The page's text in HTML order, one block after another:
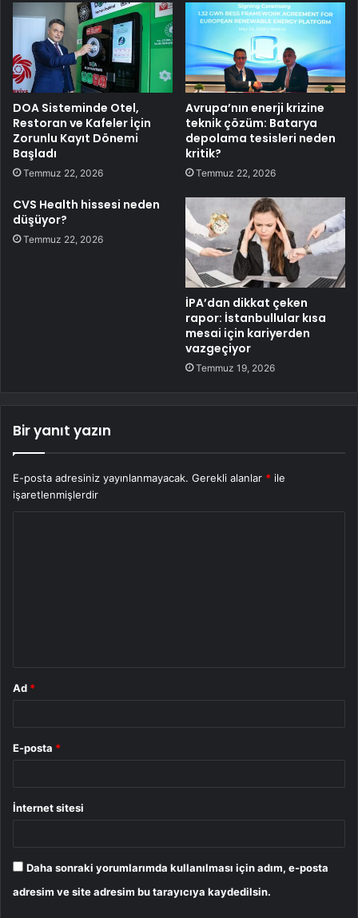
DOA Sisteminde Otel,
Restoran ve Kafeler İçin
Zorunlu Kayıt Dönemi
Başladı
Temmuz 22, 2026
Avrupa’nın enerji krizine
teknik çözüm: Batarya
depolama tesisleri neden
kritik?
Temmuz 22, 2026
CVS Health hissesi neden
düşüyor?
Temmuz 22, 2026
İPA’dan dikkat çeken
rapor: İstanbullular kısa
mesai için kariyerden
vazgeçiyor
Temmuz 19, 2026
Bir yanıt yazın
E-posta adresiniz yayınlanmayacak. Gerekli alanlar * ile
işaretlenmişlerdir
Ad *
E-posta *
İnternet sitesi
Daha sonraki yorumlarımda kullanılması için adım, e-posta
adresim ve site adresim bu tarayıcıya kaydedilsin.